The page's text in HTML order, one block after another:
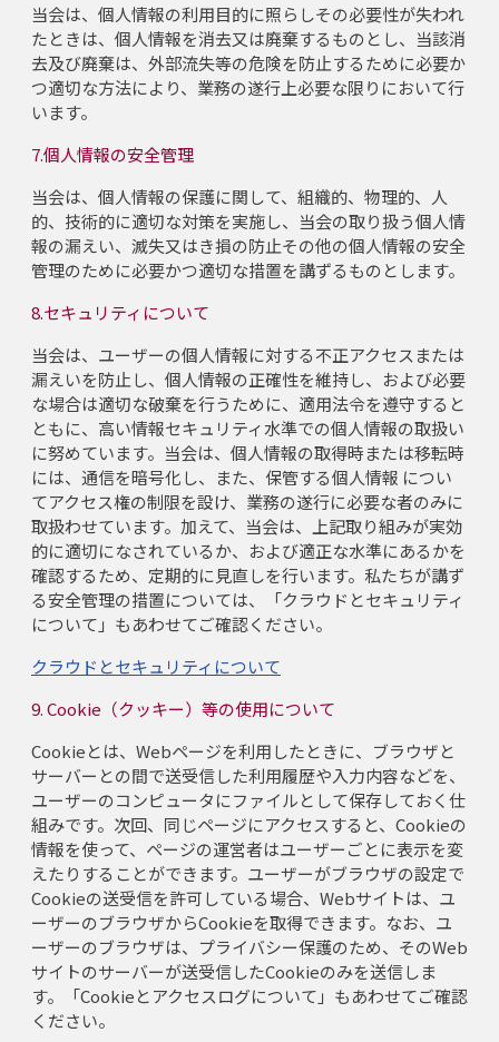
当会は、個人情報の利用目的に照らしその必要性が失われ
たときは、個人情報を消去又は廃棄するものとし、当該消
去及び廃棄は、外部流失等の危険を防止するために必要か
つ適切な方法により、業務の遂行上必要な限りにおいて行
います。
7.個人情報の安全管理
当会は、個人情報の保護に関して、組織的、物理的、人
的、技術的に適切な対策を実施し、当会の取り扱う個人情
報の漏えい、滅失又はき損の防止その他の個人情報の安全
管理のために必要かつ適切な措置を講ずるものとします。
8.セキュリティについて
当会は、ユーザーの個人情報に対する不正アクセスまたは
漏えいを防止し、個人情報の正確性を維持し、および必要
な場合は適切な破棄を行うために、適用法令を遵守すると
ともに、高い情報セキュリティ水準での個人情報の取扱い
に努めています。当会は、個人情報の取得時または移転時
には、通信を暗号化し、また、保管する個人情報 につい
てアクセス権の制限を設け、業務の遂行に必要な者のみに
取扱わせています。加えて、当会は、上記取り組みが実効
的に適切になされているか、および適正な水準にあるかを
確認するため、定期的に見直しを行います。私たちが講ず
る安全管理の措置については、「クラウドとセキュリティ
について」もあわせてご確認ください。
クラウドとセキュリティについて
9. Cookie（クッキー）等の使用について
Cookieとは、Webページを利用したときに、ブラウザと
サーバーとの間で送受信した利用履歴や入力内容などを、
ユーザーのコンピュータにファイルとして保存しておく仕
組みです。次回、同じページにアクセスすると、Cookieの
情報を使って、ページの運営者はユーザーごとに表示を変
えたりすることができます。ユーザーがブラウザの設定で
Cookieの送受信を許可している場合、Webサイトは、ユ
ーザーのブラウザからCookieを取得できます。なお、ユ
ーザーのブラウザは、プライバシー保護のため、そのWeb
サイトのサーバーが送受信したCookieのみを送信しま
す。「Cookieとアクセスログについて」もあわせてご確認
ください。